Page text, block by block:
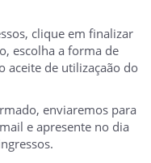
clique em finalizar
escolha a forma de
aceite de utilizaçaão do
enviaremos para
e apresente no dia